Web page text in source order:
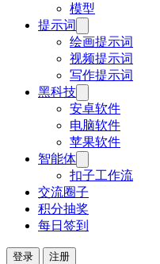
模型
提示词
绘画提示词
视频提示词
写作提示词
黑科技
安卓软件
电脑软件
苹果软件
智能体
扣子工作流
交流圈子
积分抽奖
每日签到
登录 注册